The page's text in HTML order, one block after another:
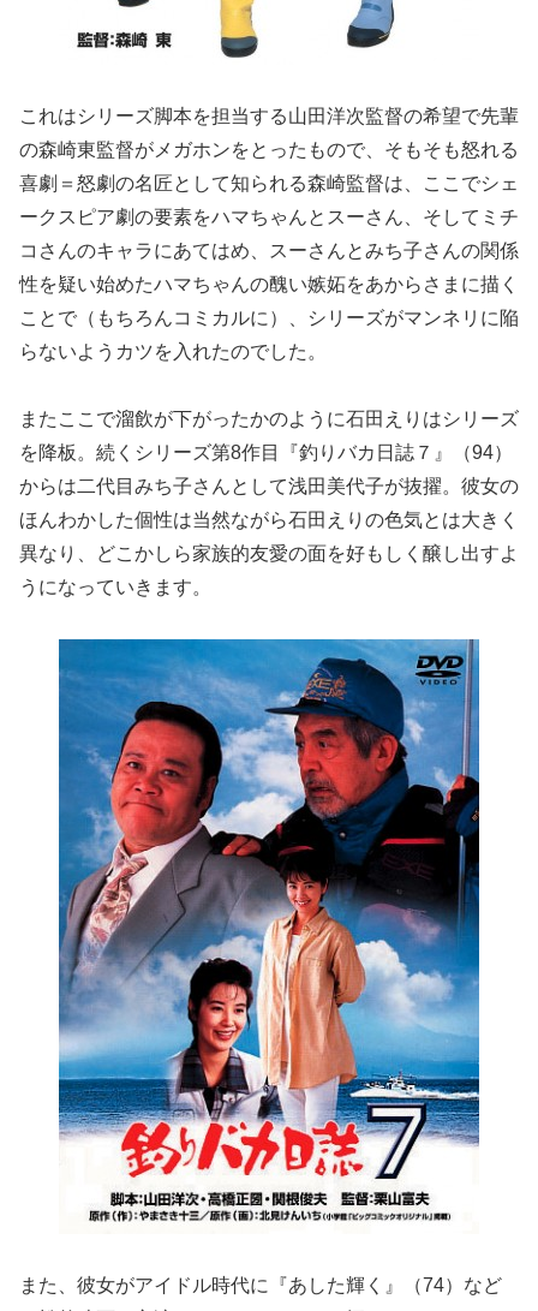
これはシリーズ脚本を担当する山田洋次監督の希望で先輩
の森崎東監督がメガホンをとったもので、そもそも怒れる
喜劇＝怒劇の名匠として知られる森崎監督は、ここでシェ
ークスピア劇の要素をハマちゃんとスーさん、そしてミチ
コさんのキャラにあてはめ、スーさんとみち子さんの関係
性を疑い始めたハマちゃんの醜い嫉妬をあからさまに描く
ことで（もちろんコミカルに）、シリーズがマンネリに陥
らないようカツを入れたのでした。
またここで溜飲が下がったかのように石田えりはシリーズ
を降板。続くシリーズ第8作目『釣りバカ日誌７』（94）
からは二代目みち子さんとして浅田美代子が抜擢。彼女の
ほんわかした個性は当然ながら石田えりの色気とは大きく
異なり、どこかしら家族的友愛の面を好もしく醸し出すよ
うになっていきます。
また、彼女がアイドル時代に『あした輝く』（74）など